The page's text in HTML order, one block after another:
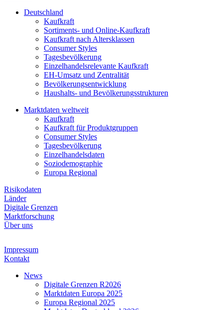
Deutschland
Kaufkraft
Sortiments- und Online-Kaufkraft
Kaufkraft nach Altersklassen
Consumer Styles
Tagesbevölkerung
Einzelhandelsrelevante Kaufkraft
EH-Umsatz und Zentralität
Bevölkerungsentwicklung
Haushalts- und Bevölkerungsstrukturen
Marktdaten weltweit
Kaufkraft
Kaufkraft für Produktgruppen
Consumer Styles
Tagesbevölkerung
Einzelhandelsdaten
Soziodemographie
Europa Regional
Risikodaten
Länder
Digitale Grenzen
Marktforschung
Über uns
Impressum
Kontakt
News
Digitale Grenzen R2026
Marktdaten Europa 2025
Europa Regional 2025